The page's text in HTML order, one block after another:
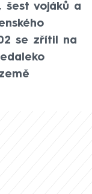
šest vojáků a
se zřítil na